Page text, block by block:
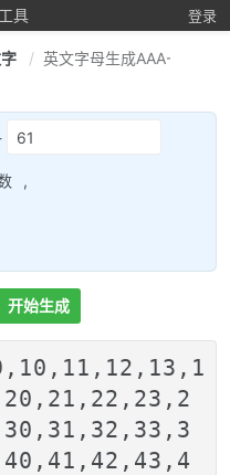
具 登录
英文字母生成AAA-ZZZ
,
开始生成